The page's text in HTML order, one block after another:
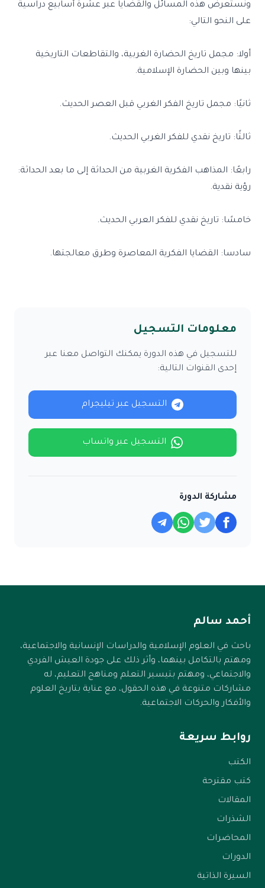
ونستعرض هذه المسائل والقضايا عبر عشرة أسابيع دراسية
على النحو التالي:
أولا: مجمل تاريخ الحضارة الغربية، والتقاطعات التاريخية
بينها وبين الحضارة الإسلامية.
ثانيًا: مجمل تاريخ الفكر الغربي قبل العصر الحديث.
ثالثًا: تاريخ نقدي للفكر الغربي الحديث.
رابعًا: المذاهب الفكرية الغربية من الحداثة إلى ما بعد الحداثة:
رؤية نقدية.
خامسًا: تاريخ نقدي للفكر العربي الحديث.
سادسا: القضايا الفكرية المعاصرة وطرق معالجتها.
معلومات التسجيل
للتسجيل في هذه الدورة يمكنك التواصل معنا عبر
إحدى القنوات التالية:
التسجيل عبر تيليجرام
التسجيل عبر واتساب
مشاركة الدورة
أحمد سالم
باحث في العلوم الإسلامية والدراسات الإنسانية والاجتماعية،
ومهتم بالتكامل بينهما، وأثر ذلك على جودة العيش الفردي
والاجتماعي، ومهتم بتيسير التعلم ومناهج التعليم، له
مشاركات متنوعة في هذه الحقول، مع عناية بتاريخ العلوم
والأفكار والحركات الاجتماعية.
روابط سريعة
الكتب
كتب مقترحة
المقالات
الشذرات
المحاضرات
الدورات
السيرة الذاتية